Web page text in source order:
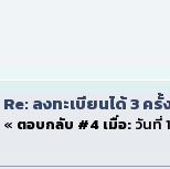
Re: ลงทะเบียนได้ 3 ค
« ตอบกลับ #4 เมื่อ:วันที่